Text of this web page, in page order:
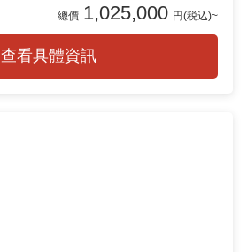
總價 1,025,000 円(税込)~
查看具體資訊